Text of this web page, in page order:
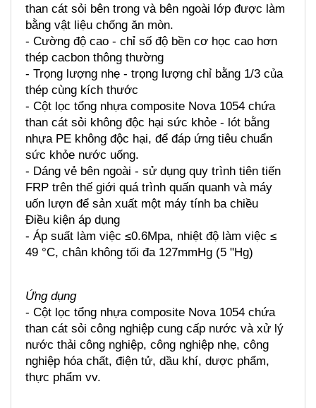
than cát sỏi bên trong và bên ngoài lớp được làm
bằng vật liệu chống ăn mòn.
- Cường độ cao - chỉ số độ bền cơ học cao hơn
thép cacbon thông thường
- Trọng lượng nhẹ - trọng lượng chỉ bằng 1/3 của
thép cùng kích thước
- Cột lọc tổng nhựa composite Nova 1054 chứa
than cát sỏi không độc hại sức khỏe - lót bằng
nhựa PE không độc hại, để đáp ứng tiêu chuẩn
sức khỏe nước uống.
- Dáng vẻ bên ngoài - sử dụng quy trình tiên tiến
FRP trên thế giới quá trình quấn quanh và máy
uốn lượn để sản xuất một máy tính ba chiều
Điều kiện áp dụng
- Áp suất làm việc ≤0.6Mpa, nhiệt độ làm việc ≤
49 °C, chân không tối đa 127mmHg (5 "Hg)
Ứng dụng
- Cột lọc tổng nhựa composite Nova 1054 chứa
than cát sỏi công nghiệp cung cấp nước và xử lý
nước thải công nghiệp, công nghiệp nhẹ, công
nghiệp hóa chất, điện tử, dầu khí, dược phẩm,
thực phẩm vv.